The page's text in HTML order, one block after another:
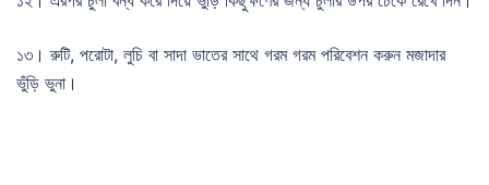
১৩। রুটি, পরোটা, লুচি বা সাদা ভাতের সাথে গরম গরম পরিবেশন করুন মজাদার
ভুঁড়ি ভুনা।